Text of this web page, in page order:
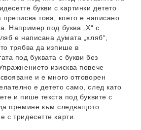
букви с картинки детето
преписва това, което е написано
Например под буква „Х“ с
е написана думата „хляб“,
трябва да изпише в
под буквата с букви без
изисква повече
и е много отговорен
е детето само, след като
и пише текста под буквите с
премине към следващото
с тридесетте карти.